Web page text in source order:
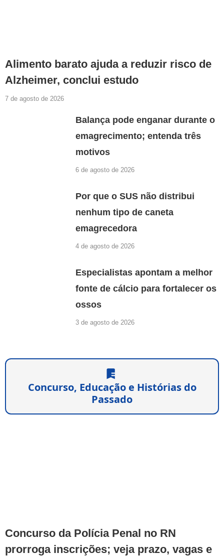
Alimento barato ajuda a reduzir risco de
Alzheimer, conclui estudo
7 de agosto de 2026
Balança pode enganar durante o
emagrecimento; entenda três
motivos
6 de agosto de 2026
Por que o SUS não distribui
nenhum tipo de caneta
emagrecedora
4 de agosto de 2026
Especialistas apontam a melhor
fonte de cálcio para fortalecer os
ossos
3 de agosto de 2026
Concurso, Educação e Histórias do
Passado
Concurso da Polícia Penal no RN
prorroga inscrições; veja prazo, vagas e